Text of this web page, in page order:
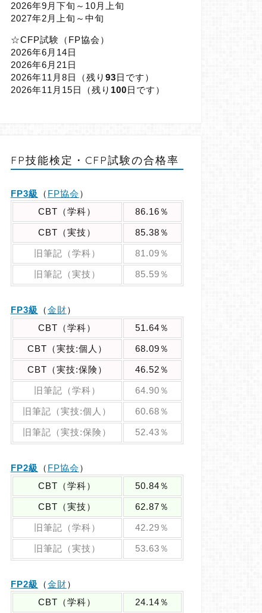
2026年9月下旬～10月上旬
2027年2月上旬～中旬
☆CFP試験（FP協会）
2026年6月14日
2026年6月21日
2026年11月8日（残り 93日です）
2026年11月15日（残り 100日です）
FP技能検定・CFP試験の合格率
FP3級 （ FP協会 ）
CBT（学科）
86.16％
CBT（実技） 85.38％
旧筆記（学科） 81.09％
旧筆記（実技） 85.59％
FP3級 （金財）
CBT（学科）
51.64％
CBT（実技:個人） 68.09％
CBT（実技:保険） 46.52％
旧筆記（学科） 64.90％
旧筆記（実技:個人） 60.68％
旧筆記（実技:保険） 52.43％
FP2級 （ FP協会 ）
CBT（学科）
50.84％
CBT（実技） 62.87％
旧筆記（学科） 42.29％
旧筆記（実技） 53.63％
FP2級 （金財）
CBT（学科）
24.14％